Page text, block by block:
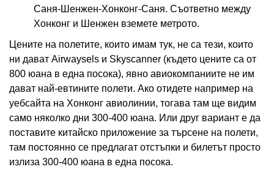
Саня-Шенжен-Хонконг-Саня. Съответно между
Хонконг и Шенжен вземете метрото.
Цените на полетите, които имам тук, не са тези, които
ни дават Airwaysels и Skyscanner (където цените са от
800 юана в една посока), явно авиокомпаниите не им
дават най-евтините полети. Ако отидете например на
уебсайта на Хонконг авиолинии, тогава там ще видим
само няколко дни 300-400 юана. Или друг вариант е да
поставите китайско приложение за търсене на полети,
там постоянно се предлагат отстъпки и билетът просто
излиза 300-400 юана в една посока.